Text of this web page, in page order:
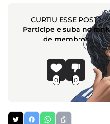
CURTIU ESSE POST?
Participe e suba no rank
de membros
0 0